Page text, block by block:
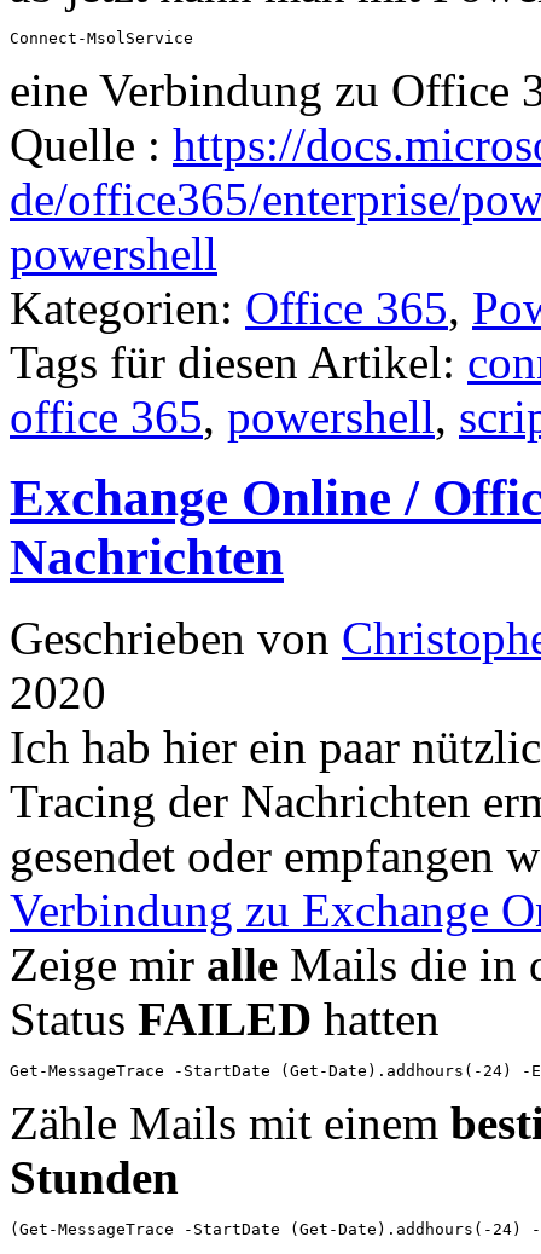
Connect-MsolService
eine Verbindung zu Office
Quelle : https://
de/office365/enterprise/
powershell
Kategorien: Office 365,
Tags für diesen Artikel:
office 365, powershell,
Exchange Online /
Nachrichten
Geschrieben von
2020
Ich hab hier ein paar
Tracing der Nachrichten
gesendet oder empfangen
Verbindung zu Exchange
Zeige mir alle Mails die in
Status FAILED hatten
Get-MessageTrace -StartDate (Get-Date).addhours(-
Zähle Mails mit einem
Stunden
(Get-MessageTrace -StartDate (Get-Date).addhours(-